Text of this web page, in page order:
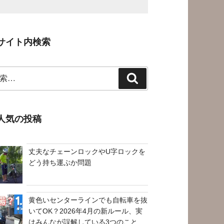
イト内検索
索
気の投稿
丈夫なチェーンロックやU字ロックを
どう持ち運ぶか問題
黄色いセンターラインでも自転車を抜
いてOK？2026年4月の新ルール、実
はみんなが誤解している3つのこと